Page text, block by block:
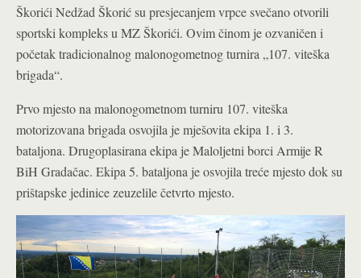
Škorići Nedžad Škorić su presjecanjem vrpce svečano otvorili
sportski kompleks u MZ Škorići. Ovim činom je ozvaničen i
početak tradicionalnog malonogometnog turnira „107. viteška
brigada“.
Prvo mjesto na malonogometnom turniru 107. viteška
motorizovana brigada osvojila je mješovita ekipa 1. i 3.
bataljona. Drugoplasirana ekipa je Maloljetni borci Armije R
BiH Gradačac. Ekipa 5. bataljona je osvojila treće mjesto dok su
prištapske jedinice zeuzelile četvrto mjesto.